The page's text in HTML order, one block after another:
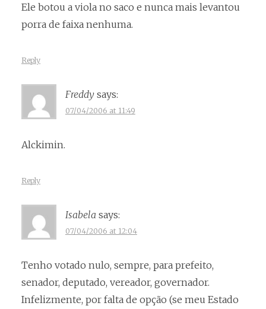
Ele botou a viola no saco e nunca mais levantou
porra de faixa nenhuma.
Reply
Freddy says:
07/04/2006 at 11:49
Alckimin.
Reply
Isabela says:
07/04/2006 at 12:04
Tenho votado nulo, sempre, para prefeito,
senador, deputado, vereador, governador.
Infelizmente, por falta de opção (se meu Estado